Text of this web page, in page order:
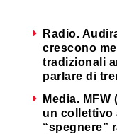
Radio.
crescono
tradizionali
parlare di
Media.
un collettivo
“spegnere”